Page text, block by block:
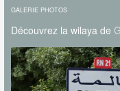
GALERIE PHOTOS
Découvrez la wilaya de